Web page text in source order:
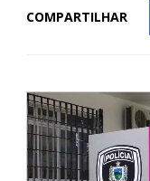
COMPARTILHAR